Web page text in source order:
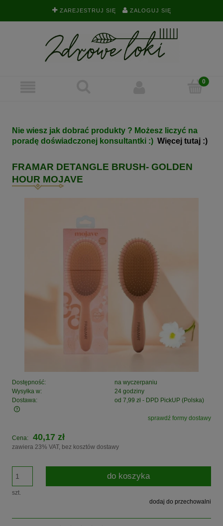
ZAREJESTRUJ SIĘ ZALOGUJ SIĘ
Nie wiesz jak dobrać produkty ? Możesz liczyć na
poradę doświadczonej konsultantki :) Więcej tutaj :)
FRAMAR DETANGLE BRUSH- GOLDEN
HOUR MOJAVE
Dostępność:
na wyczerpaniu
Wysyłka w:
24 godziny
Dostawa:
od 7,99 zł - DPD PickUP (Polska)
Cena nie zawiera ewentualnych kosztów płatnościsprawdź formy dostawy
Cena: 40,17 zł
zawiera 23% VAT, bez kosztów dostawy
szt.
do koszyka
dodaj do przechowalni